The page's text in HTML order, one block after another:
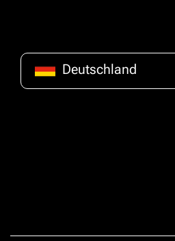
Deutschland